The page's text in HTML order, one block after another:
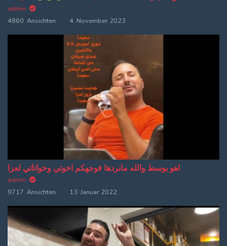
admin
4860 Ansichten
4. November 2023
اهو بوسط والله مانردها فوجهكم اخوتي وخواتاتي لعزا
admin
9717 Ansichten
13. Januar 2022